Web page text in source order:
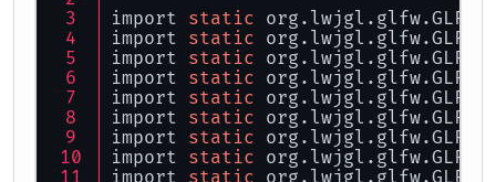
import static
import static
import static
import static
import static
import static
import static
import static
import static